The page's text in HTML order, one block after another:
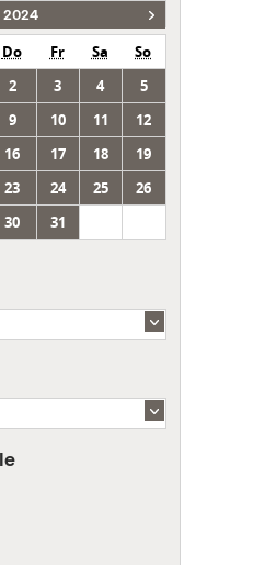
2024
Do Fr Sa
So
2 3 4
5
9 10 11
12
16 17 18
19
23 24 25
26
30 31